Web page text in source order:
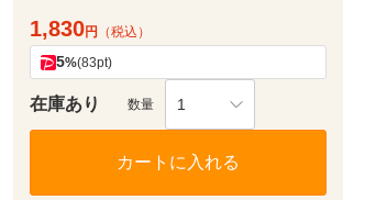
1,830円 （税込）
5%(83pt)
在庫あり 数量 1
カートに入れる